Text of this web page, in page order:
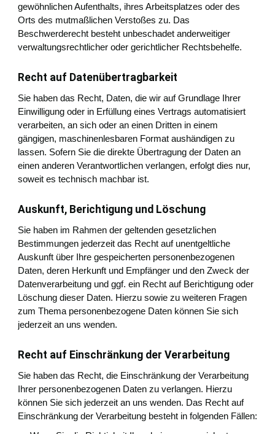
gewöhnlichen Aufenthalts, ihres Arbeitsplatzes oder des
Orts des mutmaßlichen Verstoßes zu. Das
Beschwerderecht besteht unbeschadet anderweitiger
verwaltungsrechtlicher oder gerichtlicher Rechtsbehelfe.
Recht auf Daten­übertrag­barkeit
Sie haben das Recht, Daten, die wir auf Grundlage Ihrer
Einwilligung oder in Erfüllung eines Vertrags automatisiert
verarbeiten, an sich oder an einen Dritten in einem
gängigen, maschinenlesbaren Format aushändigen zu
lassen. Sofern Sie die direkte Übertragung der Daten an
einen anderen Verantwortlichen verlangen, erfolgt dies nur,
soweit es technisch machbar ist.
Auskunft, Berichtigung und Löschung
Sie haben im Rahmen der geltenden gesetzlichen
Bestimmungen jederzeit das Recht auf unentgeltliche
Auskunft über Ihre gespeicherten personenbezogenen
Daten, deren Herkunft und Empfänger und den Zweck der
Datenverarbeitung und ggf. ein Recht auf Berichtigung oder
Löschung dieser Daten. Hierzu sowie zu weiteren Fragen
zum Thema personenbezogene Daten können Sie sich
jederzeit an uns wenden.
Recht auf Einschränkung der Verarbeitung
Sie haben das Recht, die Einschränkung der Verarbeitung
Ihrer personenbezogenen Daten zu verlangen. Hierzu
können Sie sich jederzeit an uns wenden. Das Recht auf
Einschränkung der Verarbeitung besteht in folgenden Fällen: